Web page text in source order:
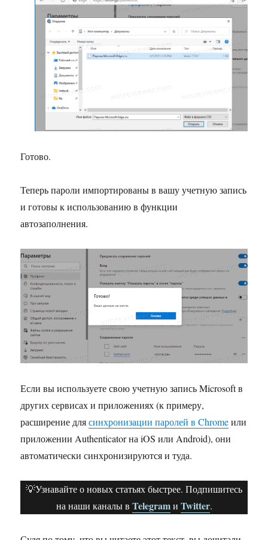
Готово.
Теперь пароли импортированы в вашу учетную запись
и готовы к использованию в функции
автозаполнения.
Если вы используете свою учетную запись Microsoft в
других сервисах и приложениях (к примеру,
расширение длясинхронизации паролей в Chromeили
приложении Authenticator на iOS или Android), они
автоматически синхронизируются и туда.
💡Узнавайте о новых статьях быстрее. Подпишитесь
на наши каналы в Telegramи Twitter.